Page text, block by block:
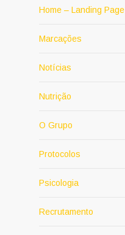
Home – Landing Page
Marcações
Notícias
Nutrição
O Grupo
Protocolos
Psicologia
Recrutamento